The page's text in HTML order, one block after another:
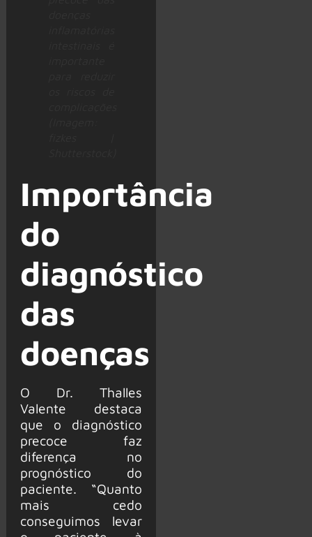
Importância
do
diagnóstico
das
doenças
O Dr. Thalles
Valente destaca
que o diagnóstico
precoce faz
diferença no
prognóstico do
paciente. “Quanto
mais cedo
conseguimos levar